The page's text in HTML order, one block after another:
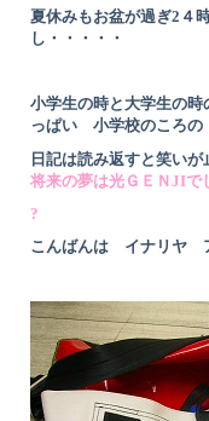
夏休みもお盆が過ぎ2４
し・・・・・
小学生の時と大学生の
っぱい 小学校のころの
日記は読み返すと笑いが
将来の夢は光ＧＥＮJIで
?
こんばんは イナリヤ